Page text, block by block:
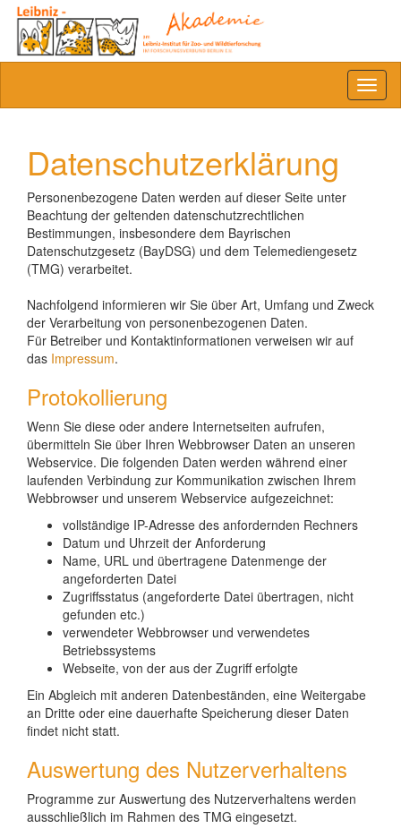
Datenschutzerklärung
Personenbezogene Daten werden auf dieser Seite unter
Beachtung der geltenden datenschutzrechtlichen
Bestimmungen, insbesondere dem Bayrischen
Datenschutzgesetz (BayDSG) und dem Telemediengesetz
(TMG) verarbeitet.
Nachfolgend informieren wir Sie über Art, Umfang und Zweck
der Verarbeitung von personenbezogenen Daten.
Für Betreiber und Kontaktinformationen verweisen wir auf
das Impressum.
Protokollierung
Wenn Sie diese oder andere Internetseiten aufrufen,
übermitteln Sie über Ihren Webbrowser Daten an unseren
Webservice. Die folgenden Daten werden während einer
laufenden Verbindung zur Kommunikation zwischen Ihrem
Webbrowser und unserem Webservice aufgezeichnet:
vollständige IP-Adresse des anfordernden Rechners
Datum und Uhrzeit der Anforderung
Name, URL und übertragene Datenmenge der
angeforderten Datei
Zugriffsstatus (angeforderte Datei übertragen, nicht
gefunden etc.)
verwendeter Webbrowser und verwendetes
Betriebssystems
Webseite, von der aus der Zugriff erfolgte
Ein Abgleich mit anderen Datenbeständen, eine Weitergabe
an Dritte oder eine dauerhafte Speicherung dieser Daten
findet nicht statt.
Auswertung des Nutzerverhaltens
Programme zur Auswertung des Nutzerverhaltens werden
ausschließlich im Rahmen des TMG eingesetzt.